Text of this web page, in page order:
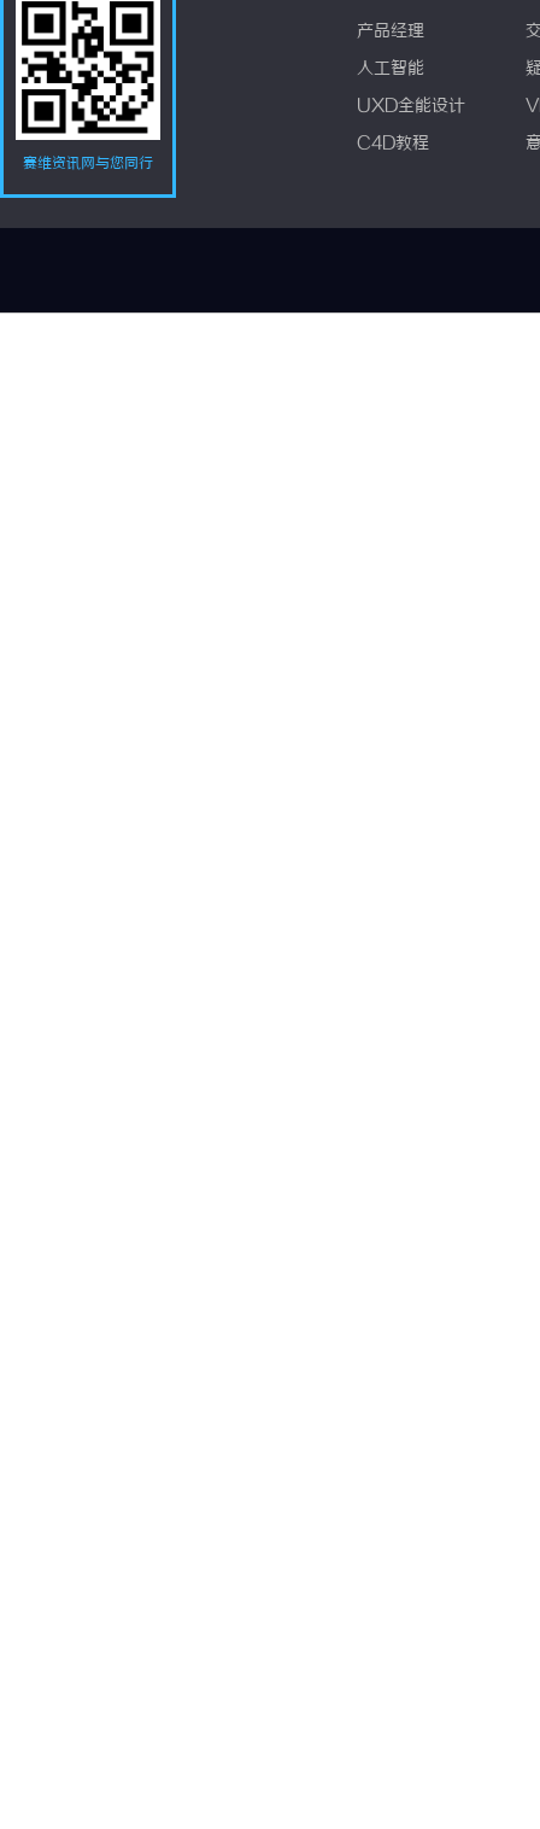
赛维资讯网与您同行
产品经理
人工智能
UXD全能设计
C4D教程